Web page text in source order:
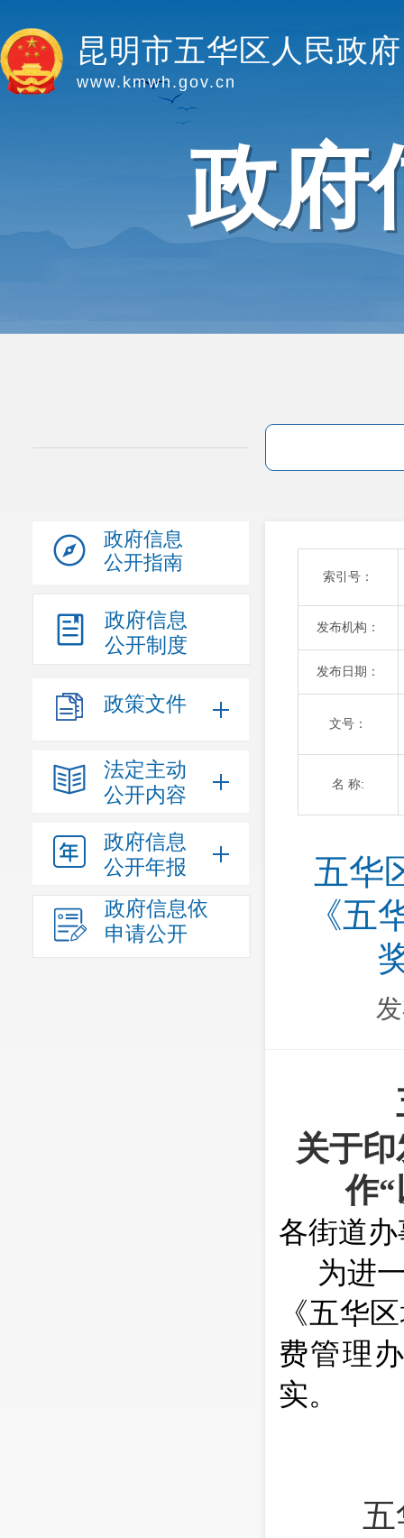
昆明市五华区人民政府
www.kmwh.gov.cn
政府
政府信息
公开指南
政府信息
公开制度
政策文件
法定主动
公开内容
政府信息
公开年报
政府信息依
申请公开
索引号：
发布机构：
发布日期：
文号：
名 称:
五华
《五
关于
作“
各街道
为进
《五华
费管理
实。